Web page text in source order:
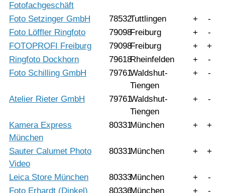
Fotofachgeschäft
Foto Setzinger GmbH 78532Tuttlingen +
-
Foto Löffler Ringfoto
79098Freiburg +
-
FOTOPROFI Freiburg
79098Freiburg +
+
Ringfoto Dockhorn
79618Rheinfelden +
-
Foto Schilling GmbH
79761Waldshut-
Tiengen
+ -
Atelier Rieter GmbH 79761Waldshut-
Tiengen
+ -
Kamera Express
München
80331München + +
Sauter Calumet Photo
Video
80331München + +
Leica Store München 80333München +
-
Foto Erhardt (Dinkel)
80336München +
-